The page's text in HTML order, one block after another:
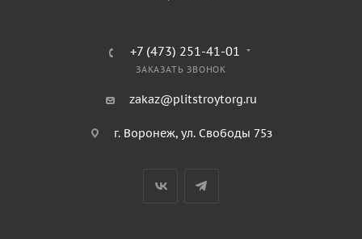
+7 (473) 251-41-01
ЗАКАЗАТЬ ЗВОНОК
zakaz@plitstroytorg.ru
г. Воронеж, ул. Свободы 75з